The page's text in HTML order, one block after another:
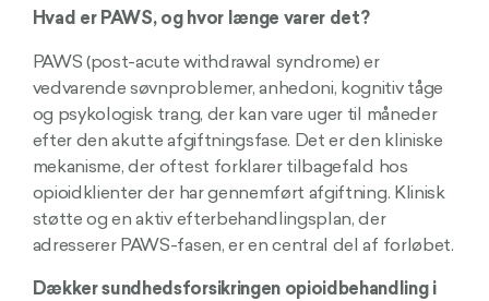
Hvad er PAWS, og hvor længe varer det?
PAWS (post-acute withdrawal syndrome) er
vedvarende søvnproblemer, anhedoni, kognitiv tåge
og psykologisk trang, der kan vare uger til måneder
efter den akutte afgiftningsfase. Det er den kliniske
mekanisme, der oftest forklarer tilbagefald hos
opioidklienter der har gennemført afgiftning. Klinisk
støtte og en aktiv efterbehandlingsplan, der
adresserer PAWS-fasen, er en central del af forløbet.
Dækker sundhedsforsikringen opioidbehandling i